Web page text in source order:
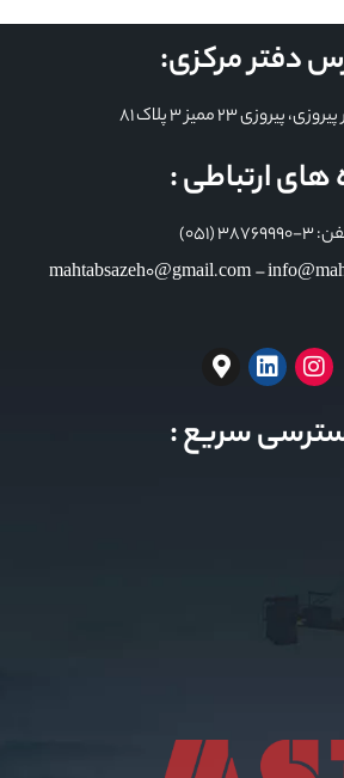
دفتر مرکزی:
پیروزی 23 ممیز 3 پلاک 81
های ارتباطی :
(051)
سریع :